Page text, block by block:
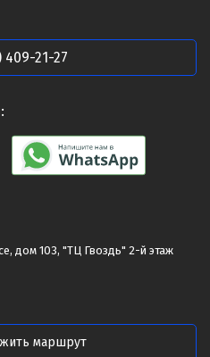
409-21-27
дом 103, "ТЦ Гвоздь" 2-й этаж
маршрут